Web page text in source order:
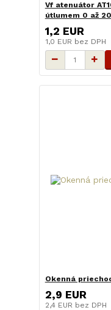
Vf atenuátor
útlumem 0 až
1,2 EUR
1,0 EUR bez DPH
Okenná
2,9 EUR
2,4 EUR bez DPH